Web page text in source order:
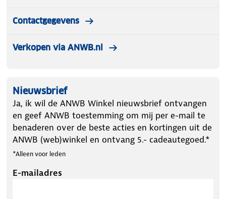
Contactgegevens
Verkopen via ANWB.nl
Nieuwsbrief
Ja, ik wil de ANWB Winkel nieuwsbrief ontvangen
en geef ANWB toestemming om mij per e-mail te
benaderen over de beste acties en kortingen uit de
ANWB (web)winkel en ontvang 5.- cadeautegoed.*
*Alleen voor leden
E-mailadres